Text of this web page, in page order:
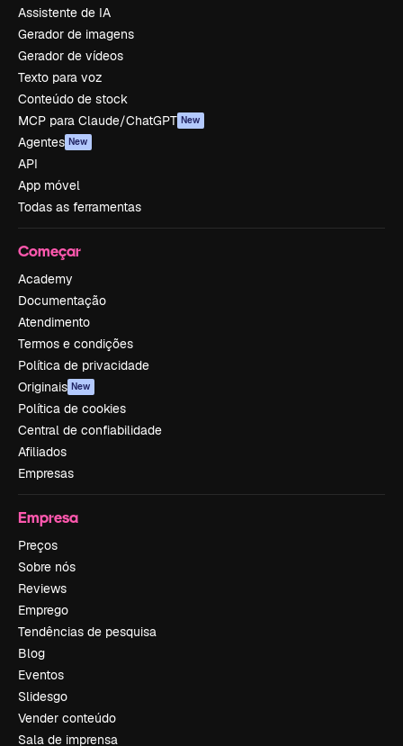
Assistente de IA
Gerador de imagens
Gerador de vídeos
Texto para voz
Conteúdo de stock
MCP para Claude/ChatGPT New
Agentes New
API
App móvel
Todas as ferramentas
Começar
Academy
Documentação
Atendimento
Termos e condições
Política de privacidade
Originais New
Política de cookies
Central de confiabilidade
Afiliados
Empresas
Empresa
Preços
Sobre nós
Reviews
Emprego
Tendências de pesquisa
Blog
Eventos
Slidesgo
Vender conteúdo
Sala de imprensa